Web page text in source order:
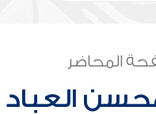
المحاضر
العباد